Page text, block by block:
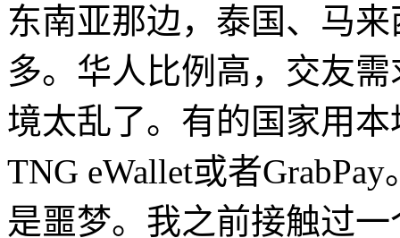
东南亚那边，泰国、马
多。华人比例高，交友
境太乱了。有的国家用
TNG eWallet或者
是噩梦。我之前接触过